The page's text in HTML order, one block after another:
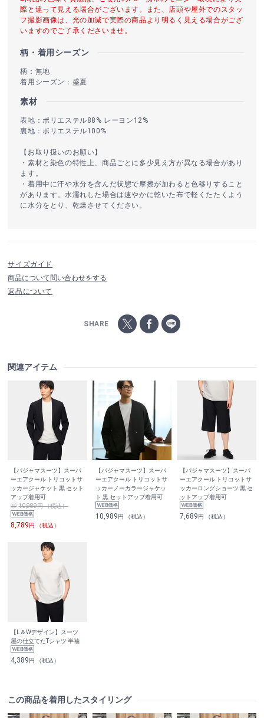
際と違って見える場合がございます。また、店頭や屋外でのスタッ
フ撮影画像は、光の加減で実際の商品より明るく見える場合がござ
いますのでご了承くださいませ。
柄・着用シーズン
柄：無地
着用シーズン：盛夏
素材
表地：ポリエステル88% レーヨン12%
裏地：ポリエステル100%
【お取り扱いのお願い】
・素材と染色の特性上、商品ごとに多少見え方が異なる場合があり
ます。
・着用中に汗や水分を含んだ状態で摩擦が加わると色移りすること
があります。水濡れした場合は速やかに乾いた布で軽くたたくよう
に水分をとり、乾燥させてください。
サイズガイド
商品について問い合わせをする
返品について
SHARE
関連アイテム
【パジャマスーツ】スーパ
ーエアクール トリコットサ
ッカージャケット 黒 セット
アップ着用可
10,989円 （税込）
8,789円 （税込）
【パジャマスーツ】スーパ
ーエアクール トリコットサ
ッカーノーカラージャケッ
ト 黒 セットアップ着用可
10,989円 （税込）
【パジャマスーツ】スーパ
ーエアクール トリコットサ
ッカーロングショーツ 黒 セ
ットアップ着用可
7,689円 （税込）
【L＆Wデザイン】スーツ
屋の仕立てたTシャツ 半袖
4,389円 （税込）
この商品を着用したスタイリング